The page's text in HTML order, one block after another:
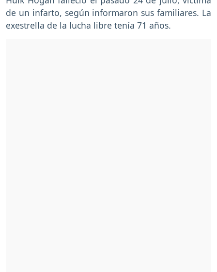
de un infarto, según informaron sus familiares. La
exestrella de la lucha libre tenía 71 años.